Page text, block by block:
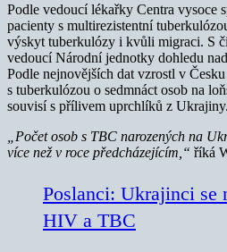
Podle vedoucí lékařky Centra vysoce
pacienty s multirezistentní
výskyt tuberkulózy i kvůli migraci. S
vedoucí Národní jednotky dohledu
Podle nejnovějších dat vzrostl v
s tuberkulózou o sedmnáct osob na
souvisí s přílivem uprchlíků z Ukrajiny.
„Počet osob s TBC narozených na
více než v roce předcházejícím,“ říká
Poslanci: Ukrajinci se
HIV a TBC